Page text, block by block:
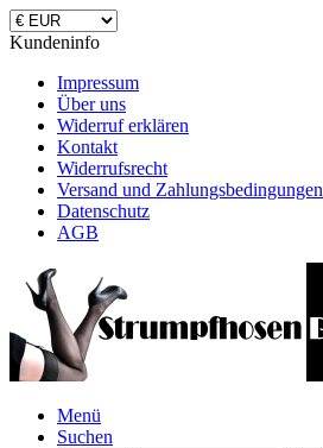
Kundeninfo
Impressum
Über uns
Widerruf erklären
Kontakt
Widerrufsrecht
Versand und Zahlungsbedingungen
Datenschutz
AGB
Menü
Suchen